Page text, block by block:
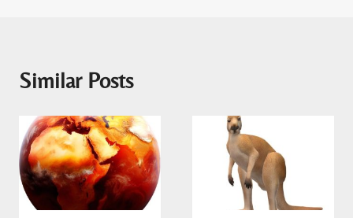
Similar Posts